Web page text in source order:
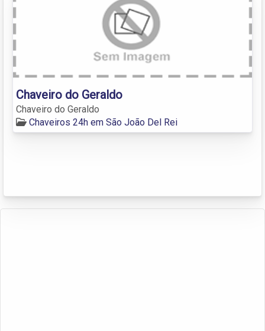
Chaveiro do Geraldo
Chaveiro do Geraldo
Chaveiros 24h em São João Del Rei